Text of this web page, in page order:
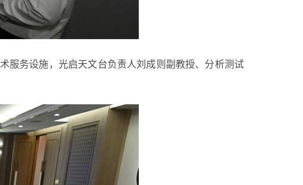
服务设施，光启天文台负责人刘成则副教授、分析测试